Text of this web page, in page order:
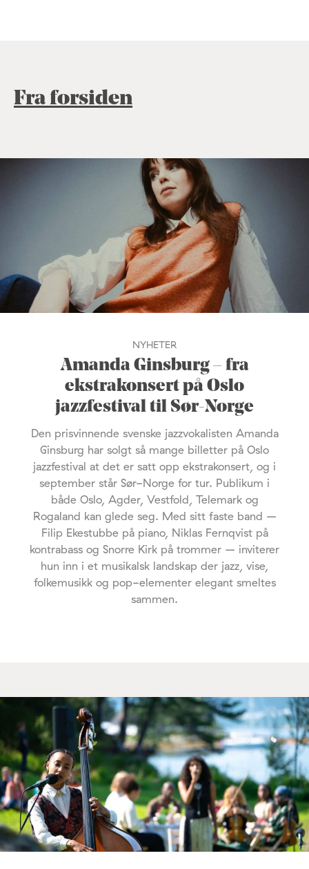
Fra forsiden
NYHETER
Amanda Ginsburg – fra
ekstrakonsert på Oslo
jazzfestival til Sør-Norge
Den prisvinnende svenske jazzvokalisten Amanda
Ginsburg har solgt så mange billetter på Oslo
jazzfestival at det er satt opp ekstrakonsert, og i
september står Sør-Norge for tur. Publikum i
både Oslo, Agder, Vestfold, Telemark og
Rogaland kan glede seg. Med sitt faste band –
Filip Ekestubbe på piano, Niklas Fernqvist på
kontrabass og Snorre Kirk på trommer – inviterer
hun inn i et musikalsk landskap der jazz, vise,
folkemusikk og pop-elementer elegant smeltes
sammen.